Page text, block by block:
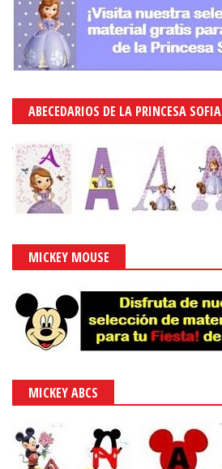
ABECEDARIOS DE LA PRINCESA SOFIA
MICKEY MOUSE
MICKEY ABCS